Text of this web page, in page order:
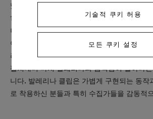
했습니다. 이들의 열정으로 탄생한 메종 최초
1940년대 초 뉴욕에서 공개되었고 이후 곧 반
니처 작품이 되었습니다. 얼굴 부분은 섬세한
이루는 로즈 컷 다이아몬드 소재로 표현되었
러 스톤을 세팅한 포인트 슈즈와 튀튀는 흐르
펼쳐내며 마치 발레리나의 움직임이 살아나
니다. 발레리나 클립은 가볍게 구현되는 동작
로 착용하신 분들과 특히 수집가들을 감동적
기술적 쿠키 허용
모든 쿠키 설정